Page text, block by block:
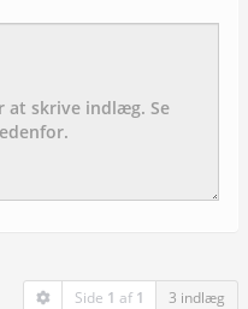
Side 1 af 1 3 indlæg